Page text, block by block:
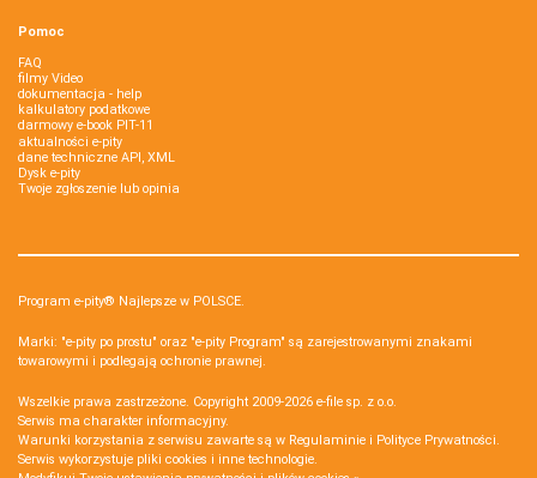
Pomoc
FAQ
filmy Video
dokumentacja - help
kalkulatory podatkowe
darmowy e-book PIT-11
aktualności e-pity
dane techniczne API, XML
Dysk e-pity
Twoje zgłoszenie lub opinia
Program e-pity® Najlepsze w POLSCE.
Marki: "e-pity po prostu" oraz "e-pity Program" są zarejestrowanymi znakami
towarowymi i podlegają ochronie prawnej.
Wszelkie prawa zastrzeżone. Copyright 2009-2026 e-file sp. z o.o.
Serwis ma charakter informacyjny.
Warunki korzystania z serwisu zawarte są w Regulaminie i Polityce Prywatności.
Serwis wykorzystuje pliki cookies i inne technologie.